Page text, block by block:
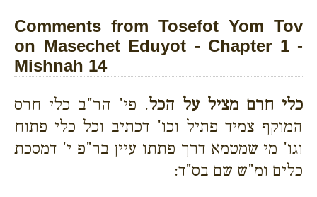
Comments from Tosefot Yom Tov
on Masechet Eduyot - Chapter 1 -
Mishnah 14
כלי חרם מציל על הכל. פי' הר"ב כלי חרס
המוקף צמיד פתיל וכו' דכתיב וכל כלי פתוח
וגו' מי שמטמא דרך פתתו עיין בר"פ י' דמסכת
כלים ומ"ש שם בס"ד: